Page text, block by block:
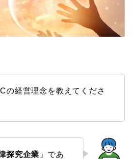
の経営理念を教えてくださ
探究企業 」であ